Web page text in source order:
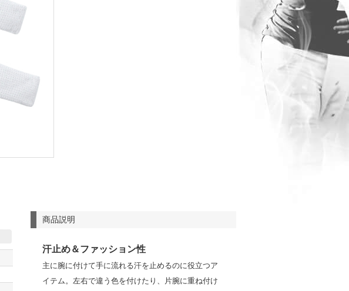
商品説明
汗止め＆ファッション性
主に腕に付けて手に流れる汗を止めるのに役立つア
イテム。左右で違う色を付けたり、片腕に重ね付け